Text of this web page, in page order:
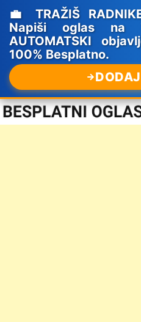
💼 TRAŽIŠ
Napiši oglas na
AUTOMATSKI
100% Besplatno.